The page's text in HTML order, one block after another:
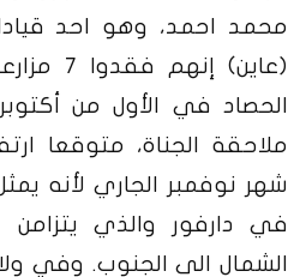
محمد احمد، وهو احد
(عاين)
الحصاد في الأول من
ملاحقة الجناة، متوقعا
شهر نوفمبر الجاري لأنه
في دارفور والذي
الشمال الى الجنوب. وفي